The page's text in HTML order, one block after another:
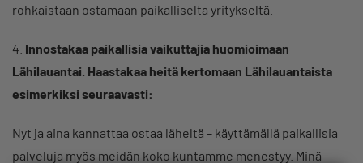
rohkaistaan ostamaan paikalliselta yritykseltä.
4. Innostakaa paikallisia vaikuttajia huomioimaan
Lähilauantai. Haastakaa heitä kertomaan Lähilauantaista
esimerkiksi seuraavasti:
Nyt ja aina kannattaa ostaa läheltä – käyttämällä paikallisia
palveluja myös meidän koko kuntamme menestyy. Minä